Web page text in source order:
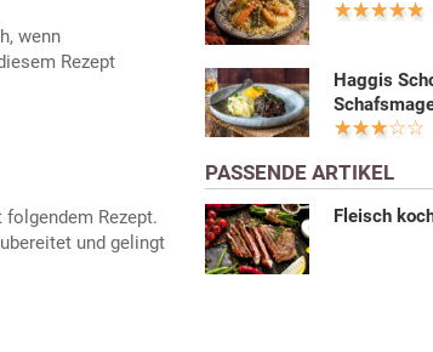
wenn
Rezept
Rezept.
und gelingt
Haggis
PASSENDE ARTIKEL
Fleisch